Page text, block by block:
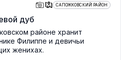
САПОЖКОВСКИЙ РАЙОН
дуб
районе хранит
Филиппе и девичьи
женихах.